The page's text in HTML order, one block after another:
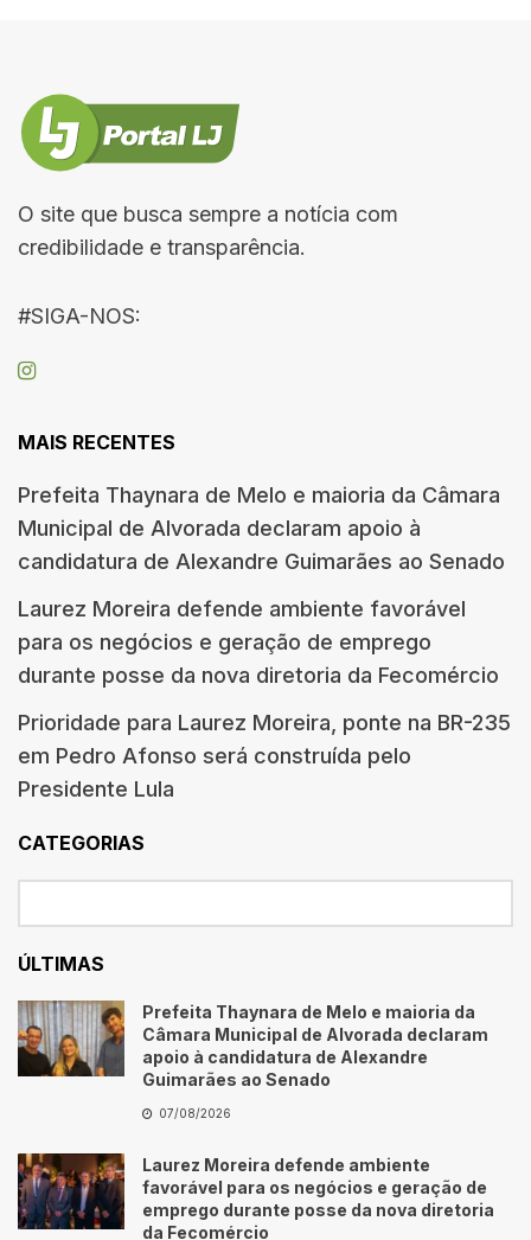
O site que busca sempre a notícia com
credibilidade e transparência.
#SIGA-NOS:
MAIS RECENTES
Prefeita Thaynara de Melo e maioria da Câmara
Municipal de Alvorada declaram apoio à
candidatura de Alexandre Guimarães ao Senado
Laurez Moreira defende ambiente favorável
para os negócios e geração de emprego
durante posse da nova diretoria da Fecomércio
Prioridade para Laurez Moreira, ponte na BR-235
em Pedro Afonso será construída pelo
Presidente Lula
CATEGORIAS
ÚLTIMAS
Prefeita Thaynara de Melo e maioria da
Câmara Municipal de Alvorada declaram
apoio à candidatura de Alexandre
Guimarães ao Senado
07/08/2026
Laurez Moreira defende ambiente
favorável para os negócios e geração de
emprego durante posse da nova diretoria
da Fecomércio